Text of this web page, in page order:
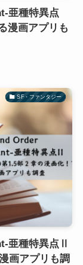
亜種特異点
漫画アプリも
SF・ファンタジー
亜種特異点Ⅱ
画アプリも調